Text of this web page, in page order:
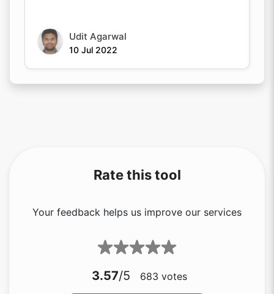
Udit Agarwal
10 Jul 2022
Rate this tool
Your feedback helps us improve our services
3.57/5 683 votes